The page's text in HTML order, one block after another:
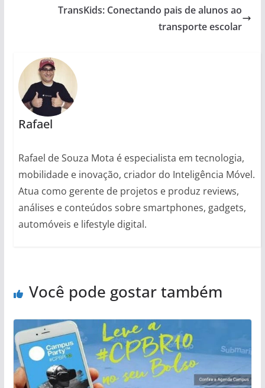
TransKids: Conectando pais de alunos ao
transporte escolar
Rafael
Rafael de Souza Mota é especialista em tecnologia,
mobilidade e inovação, criador do Inteligência Móvel.
Atua como gerente de projetos e produz reviews,
análises e conteúdos sobre smartphones, gadgets,
automóveis e lifestyle digital.
Você pode gostar também